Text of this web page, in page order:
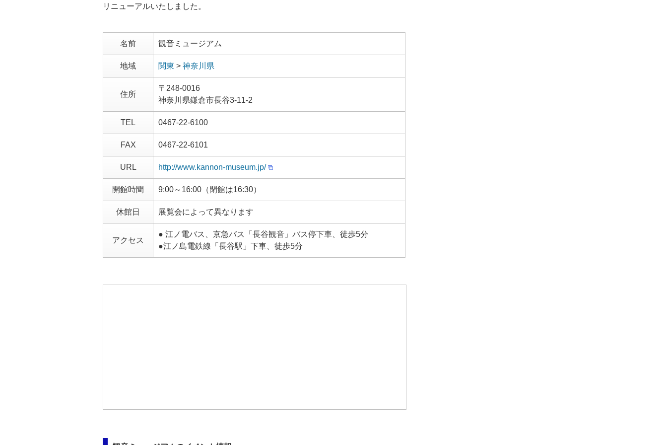
リニューアルいたしました。
名前 観音ミュージアム
地域 関東 > 神奈川県
住所
〒248-0016
神奈川県鎌倉市長谷3-11-2
TEL 0467-22-6100
FAX 0467-22-6101
URL http://www.kannon-museum.jp/
開館時間 9:00～16:00（閉館は16:30）
休館日 展覧会によって異なります
アクセス
● 江ノ電バス、京急バス「長谷観音」バス停下車、徒歩5分
●江ノ島電鉄線「長谷駅」下車、徒歩5分